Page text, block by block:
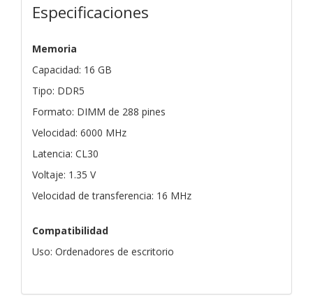
Especificaciones
Memoria
Capacidad: 16 GB
Tipo: DDR5
Formato: DIMM de 288 pines
Velocidad: 6000 MHz
Latencia: CL30
Voltaje: 1.35 V
Velocidad de transferencia: 16 MHz
Compatibilidad
Uso: Ordenadores de escritorio